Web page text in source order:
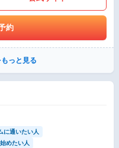
約
っと見る
に通いたい人
めたい人